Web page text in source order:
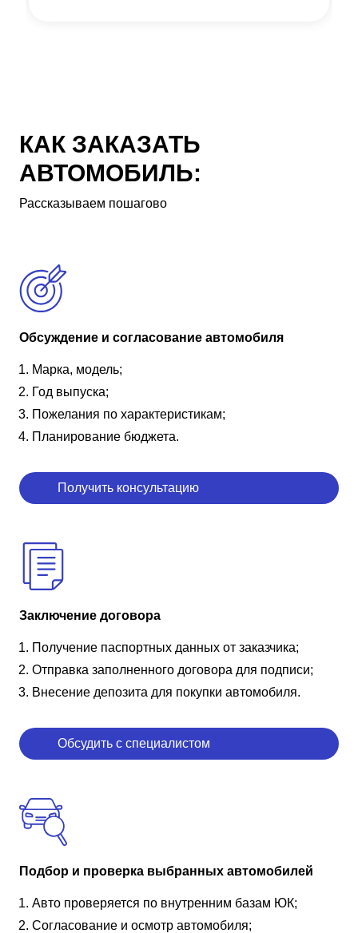
КАК ЗАКАЗАТЬ
АВТОМОБИЛЬ:
Рассказываем пошагово
Обсуждение и согласование автомобиля
Марка, модель;
Год выпуска;
Пожелания по характеристикам;
Планирование бюджета.
Получить консультацию
Заключение договора
Получение паспортных данных от заказчика;
Отправка заполненного договора для подписи;
Внесение депозита для покупки автомобиля.
Обсудить с специалистом
Подбор и проверка выбранных автомобилей
Авто проверяется по внутренним базам ЮК;
Согласование и осмотр автомобиля;